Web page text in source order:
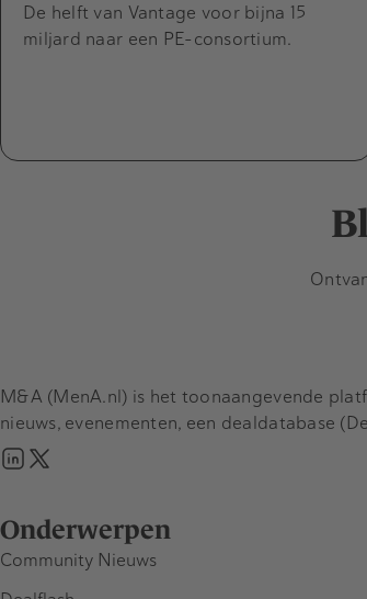
De helft van Vantage voor bijna 15
miljard naar een PE-consortium.
Onderwerpen
Community Nieuws
M&A (MenA.nl) is het toonaangevende
nieuws, evenementen, een dealdatabase